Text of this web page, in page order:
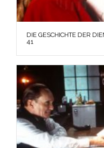
DIE GESCHICHTE DER
41